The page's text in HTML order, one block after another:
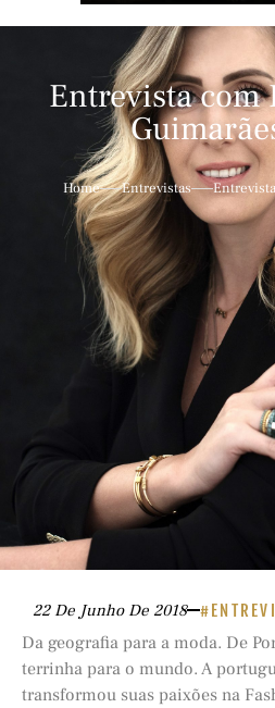
Entrevista com
Home Entrevistas
22 De Junho De 2018
Da geografia para a moda. De
terrinha para o mundo. A
transformou suas paixões na